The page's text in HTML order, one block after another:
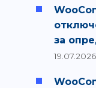
за
19.07.2026